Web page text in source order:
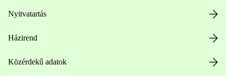
Nyitvatartás
Házirend
Közérdekű adatok